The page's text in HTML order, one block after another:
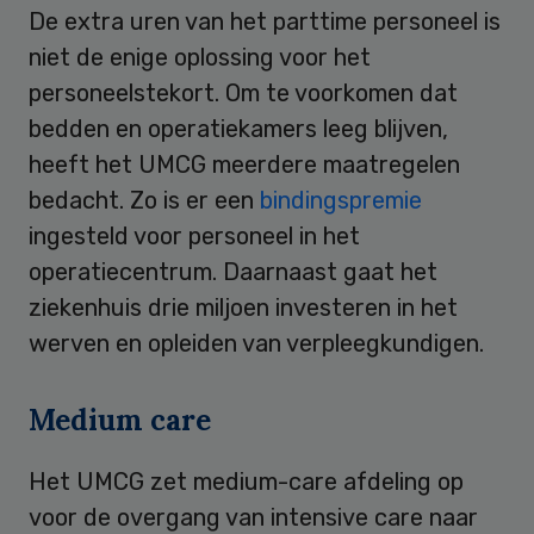
De extra uren van het parttime personeel is
niet de enige oplossing voor het
personeelstekort. Om te voorkomen dat
bedden en operatiekamers leeg blijven,
heeft het UMCG meerdere maatregelen
bedacht. Zo is er een bindingspremie
ingesteld voor personeel in het
operatiecentrum. Daarnaast gaat het
ziekenhuis drie miljoen investeren in het
werven en opleiden van verpleegkundigen.
Medium care
Het UMCG zet medium-care afdeling op
voor de overgang van intensive care naar